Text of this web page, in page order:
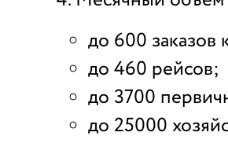
до 600 заказов
до 460 рейсов;
до 3700
до 25000